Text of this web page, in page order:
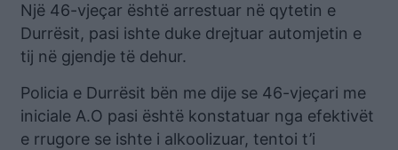
Një 46-vjeçar është arrestuar në qytetin e
Durrësit, pasi ishte duke drejtuar automjetin e
tij në gjendje të dehur.
Policia e Durrësit bën me dije se 46-vjeçari me
iniciale A.O pasi është konstatuar nga efektivët
e rrugore se ishte i alkoolizuar, tentoi t’i